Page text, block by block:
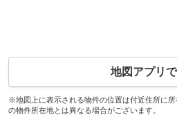
地図アプリで
※地図上に表示される物件の位置は付近住所に
の物件所在地とは異なる場合がございます。